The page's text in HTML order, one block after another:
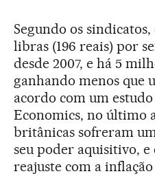
Segundo os
libras (196 reais) por
desde 2007, e há 5
ganhando menos que
acordo com um
Economics, no último
britânicas sofreram
seu poder aquisitivo, e
reajuste com a inflação